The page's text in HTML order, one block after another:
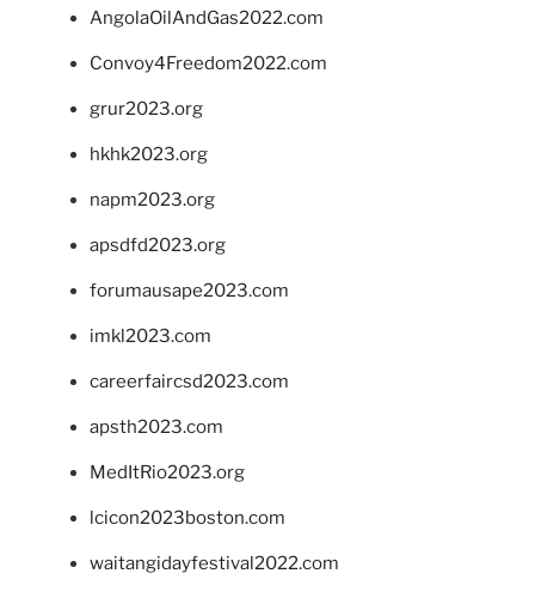
AngolaOilAndGas2022.com
Convoy4Freedom2022.com
grur2023.org
hkhk2023.org
napm2023.org
apsdfd2023.org
forumausape2023.com
imkl2023.com
careerfaircsd2023.com
apsth2023.com
MedItRio2023.org
lcicon2023boston.com
waitangidayfestival2022.com